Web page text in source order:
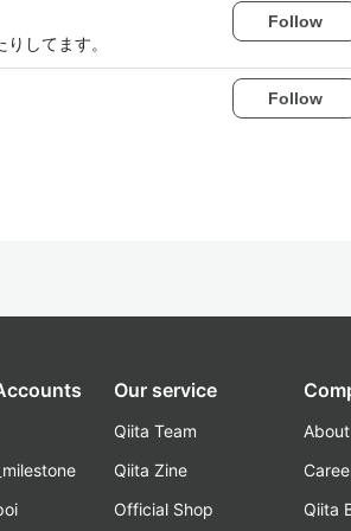
してます。
Follow
Follow
Our service
Qiita Team
Qiita Zine
Official Shop
Qiita